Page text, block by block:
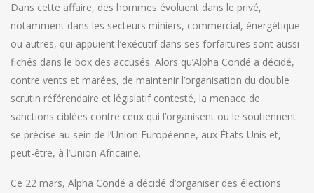
Dans cette affaire, des hommes évoluent dans le privé,
notamment dans les secteurs miniers, commercial, énergétique
ou autres, qui appuient l’exécutif dans ses forfaitures sont aussi
fichés dans le box des accusés. Alors qu’Alpha Condé a décidé,
contre vents et marées, de maintenir l’organisation du double
scrutin référendaire et législatif contesté, la menace de
sanctions ciblées contre ceux qui l’organisent ou le soutiennent
se précise au sein de l’Union Européenne, aux États-Unis et,
peut-être, à l’Union Africaine.
Ce 22 mars, Alpha Condé a décidé d’organiser des élections